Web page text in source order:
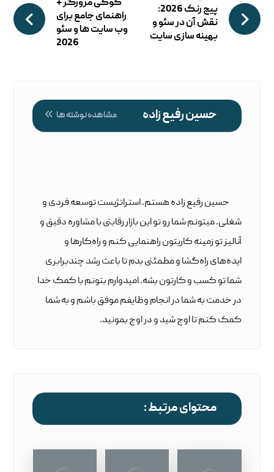
پیج رنک 2026:
نقش آن در سئو و
بهینه سازی سایت
کوکی مرورگر +
راهنمای جامع برای
وب ‌سایت ها و سئو
2026
حسین رفیع زاده مشاهده نوشته ها
حسین رفیع زاده هستم. استراتژیست توسعه فردی و
شغلی. میتونم شما رو تو این بازار رقابتی با مشاوره دقیق و
آنالیز تو زمینه کاریتون راهنمایی کنم و راه‌کارها و
ایده‌های راه‌گشا و مطمئنی بدم تا باعث رشد چندبرابری
شما تو کسب و کارتون بشه. امیدوارم بتونم با کمک خدا
در خدمت به شما در انجام وظایفم موفق باشم و به شما
کمک کنم تا اوج شید و در اوج بمونید.
محتوای مرتبط :